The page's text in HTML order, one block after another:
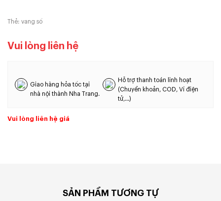
Thẻ: vang số
Vui lòng liên hệ
Giao hàng hỏa tốc tại
nhà nội thành Nha Trang.
Hỗ trợ thanh toán linh hoạt
(Chuyển khoản, COD, Ví điện
tử,...)
Vui lòng liên hệ giá
SẢN PHẨM TƯƠNG TỰ